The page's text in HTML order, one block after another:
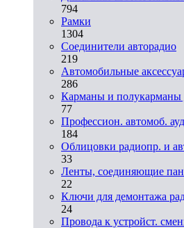
794
Рамки
1304
Соединители авторадио
219
Автомобильные
286
Карманы и полукарманы
77
Профессион. автомоб.
184
Облицовки радиопр. и
33
Ленты, соединяющие
22
Ключи для демонтажа
24
Провода к устройст.